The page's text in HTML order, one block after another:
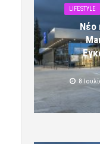
LIFESTYLE
Νέο
8